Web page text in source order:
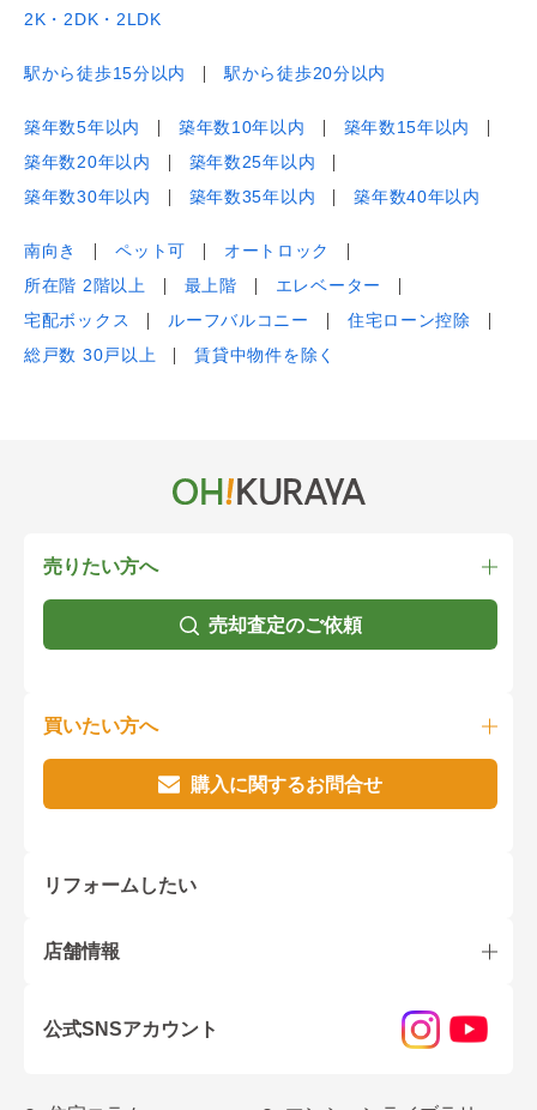
2K・2DK・2LDK
駅から徒歩15分以内 駅から徒歩20分以内
築年数5年以内 築年数10年以内
築年数15年以内
築年数20年以内
築年数25年以内
築年数30年以内
築年数35年以内 築年数40年以内
南向き ペット可
オートロック
所在階 2階以上
最上階
エレベーター
宅配ボックス
ルーフバルコニー
住宅ローン控除
総戸数 30戸以上
賃貸中物件を除く
売りたい方へ
売却査定のご依頼
買いたい方へ
購入に関するお問合せ
リフォームしたい
店舗情報
公式SNSアカウント